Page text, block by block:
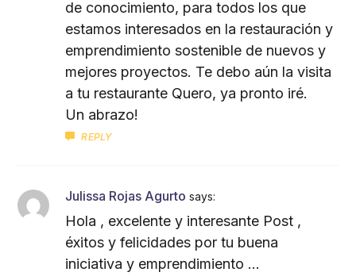
de conocimiento, para todos los que
estamos interesados en la restauración y
emprendimiento sostenible de nuevos y
mejores proyectos. Te debo aún la visita
a tu restaurante Quero, ya pronto iré.
Un abrazo!
REPLY
Julissa Rojas Agurto says:
Hola , excelente y interesante Post ,
éxitos y felicidades por tu buena
iniciativa y emprendimiento …